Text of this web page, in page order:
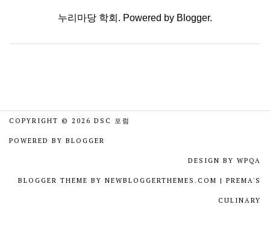
누리마당 학회. Powered by Blogger.
COPYRIGHT © 2026 DSC 포럼
POWERED BY BLOGGER
DESIGN BY WPQA
BLOGGER THEME BY NEWBLOGGERTHEMES.COM | PREMA'S
CULINARY